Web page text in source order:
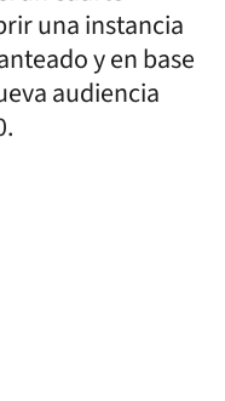
una instancia
y en base
audiencia